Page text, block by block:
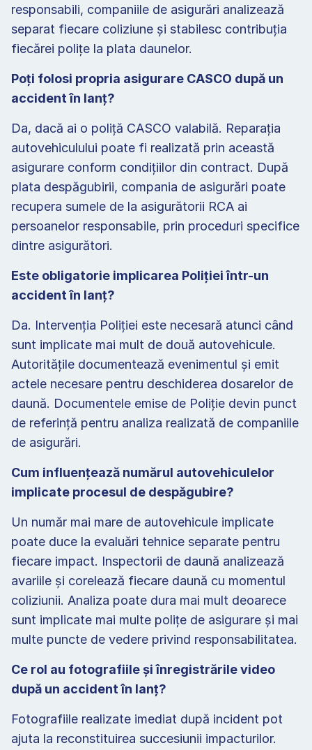
responsabili, companiile de asigurări analizează
separat fiecare coliziune și stabilesc contribuția
fiecărei polițe la plata daunelor.
Poți folosi propria asigurare CASCO după un
accident în lanț?
Da, dacă ai o poliță CASCO valabilă. Reparația
autovehiculului poate fi realizată prin această
asigurare conform condițiilor din contract. După
plata despăgubirii, compania de asigurări poate
recupera sumele de la asigurătorii RCA ai
persoanelor responsabile, prin proceduri specifice
dintre asigurători.
Este obligatorie implicarea Poliției într-un
accident în lanț?
Da. Intervenția Poliției este necesară atunci când
sunt implicate mai mult de două autovehicule.
Autoritățile documentează evenimentul și emit
actele necesare pentru deschiderea dosarelor de
daună. Documentele emise de Poliție devin punct
de referință pentru analiza realizată de companiile
de asigurări.
Cum influențează numărul autovehiculelor
implicate procesul de despăgubire?
Un număr mai mare de autovehicule implicate
poate duce la evaluări tehnice separate pentru
fiecare impact. Inspectorii de daună analizează
avariile și corelează fiecare daună cu momentul
coliziunii. Analiza poate dura mai mult deoarece
sunt implicate mai multe polițe de asigurare și mai
multe puncte de vedere privind responsabilitatea.
Ce rol au fotografiile și înregistrările video
după un accident în lanț?
Fotografiile realizate imediat după incident pot
ajuta la reconstituirea succesiunii impacturilor.